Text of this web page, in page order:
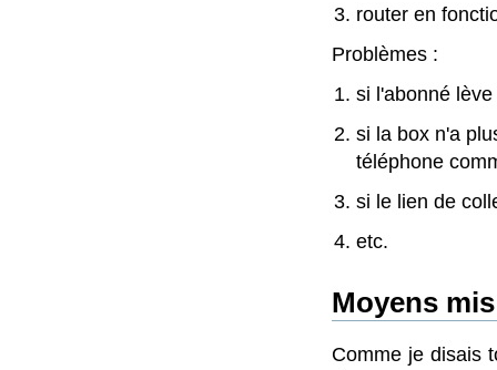
router en
Problèmes :
si l'abonné
si la box n'a
téléphone
si le lien de
etc.
Moyens
Comme je disais